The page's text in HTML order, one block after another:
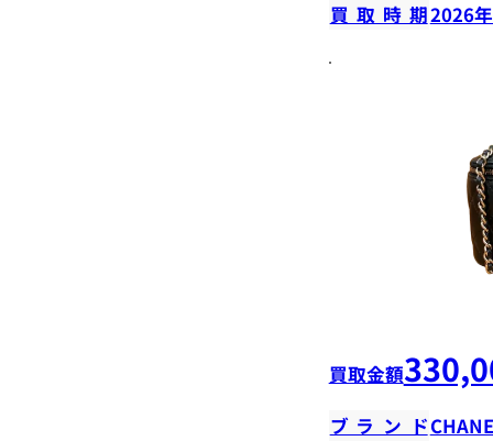
買取時期2026
買取金額
ブランド